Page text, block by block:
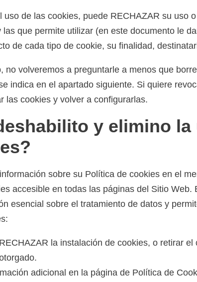
uso de las cookies, puede RECHAZAR su uso
que permite utilizar (en este documento le
de cada tipo de cookie, su finalidad,
no volveremos a preguntarle a menos que
indica en el apartado siguiente. Si quiere
las cookies y volver a configurarlas.
y elimino
sobre su Política de cookies en el
accesible en todas las páginas del Sitio Web.
esencial sobre el tratamiento de datos y
la instalación de cookies, o retirar el
adicional en la página de Política de